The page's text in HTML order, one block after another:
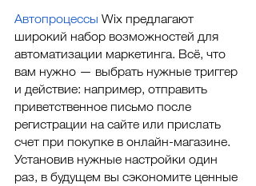
Автопроцессы Wix предлагают
широкий набор возможностей для
автоматизации маркетинга. Всё, что
вам нужно — выбрать нужные триггер
и действие: например, отправить
приветственное письмо после
регистрации на сайте или прислать
счет при покупке в онлайн-магазине.
Установив нужные настройки один
раз, в будущем вы сэкономите ценные